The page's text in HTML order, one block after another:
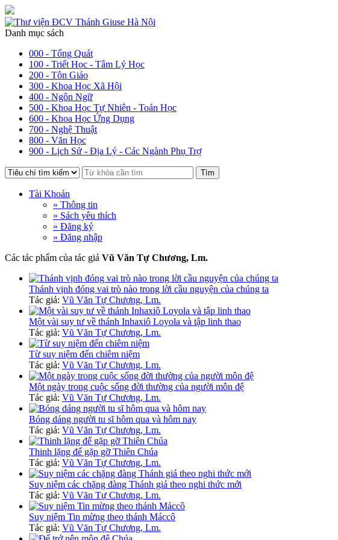
Danh mục sách
000 - Tổng Quát
100 - Triết Học - Tâm Lý Học
200 - Tôn Giáo
300 - Khoa Học Xã Hội
400 - Ngôn Ngữ
500 - Khoa Học Tự Nhiên - Toán Học
600 - Khoa Học Ứng Dụng
700 - Nghệ Thuật
800 - Văn Học
900 - Lịch Sử - Địa Lý - Các Ngành Phụ Trợ
Tìm
Tài Khoản
» Thông tin
» Sách yêu thích
» Đăng ký
» Đăng nhập
Các tác phẩm của tác giả Vũ Văn Tự Chương, Lm.
Thánh vịnh đóng vai trò nào trong lời cầu nguyện của chúng ta
Tác giả: Vũ Văn Tự Chương, Lm.
Một vài suy tư về thánh Inhaxiô Loyola và tập linh thao
Tác giả: Vũ Văn Tự Chương, Lm.
Từ suy niệm đến chiêm niệm
Tác giả: Vũ Văn Tự Chương, Lm.
Một ngày trong cuộc sống đời thường của người môn đệ
Tác giả: Vũ Văn Tự Chương, Lm.
Bóng dáng người tu sĩ hôm qua và hôm nay
Tác giả: Vũ Văn Tự Chương, Lm.
Thinh lặng để gặp gỡ Thiên Chúa
Tác giả: Vũ Văn Tự Chương, Lm.
Suy niệm các chặng đàng Thánh giá theo nghi thức mới
Tác giả: Vũ Văn Tự Chương, Lm.
Suy niệm Tin mừng theo thánh Máccô
Tác giả: Vũ Văn Tự Chương, Lm.